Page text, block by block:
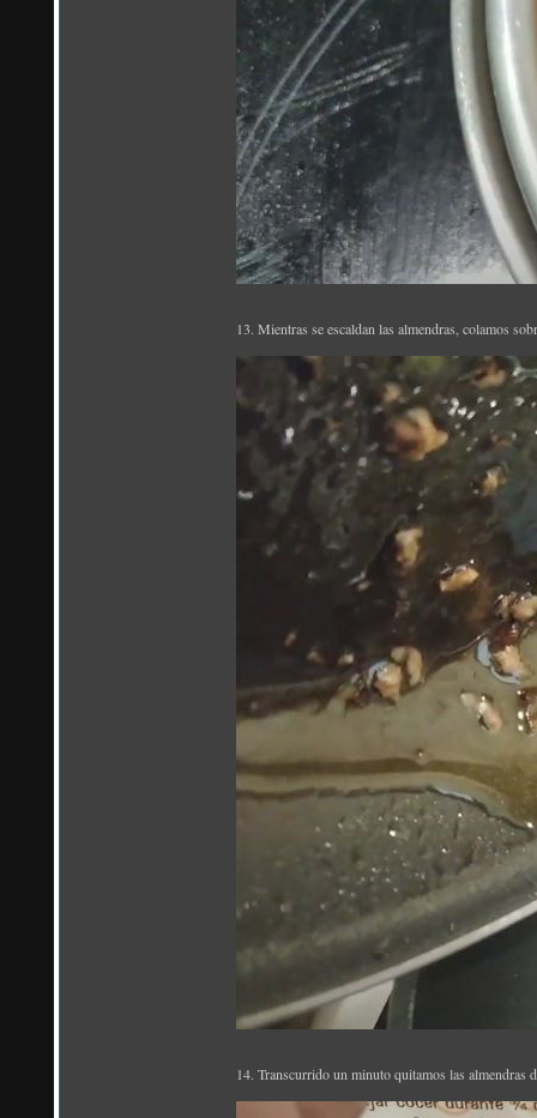
13. Mientras se escaldan las almendras, colamos
14. Transcurrido un minuto quitamos las almendras